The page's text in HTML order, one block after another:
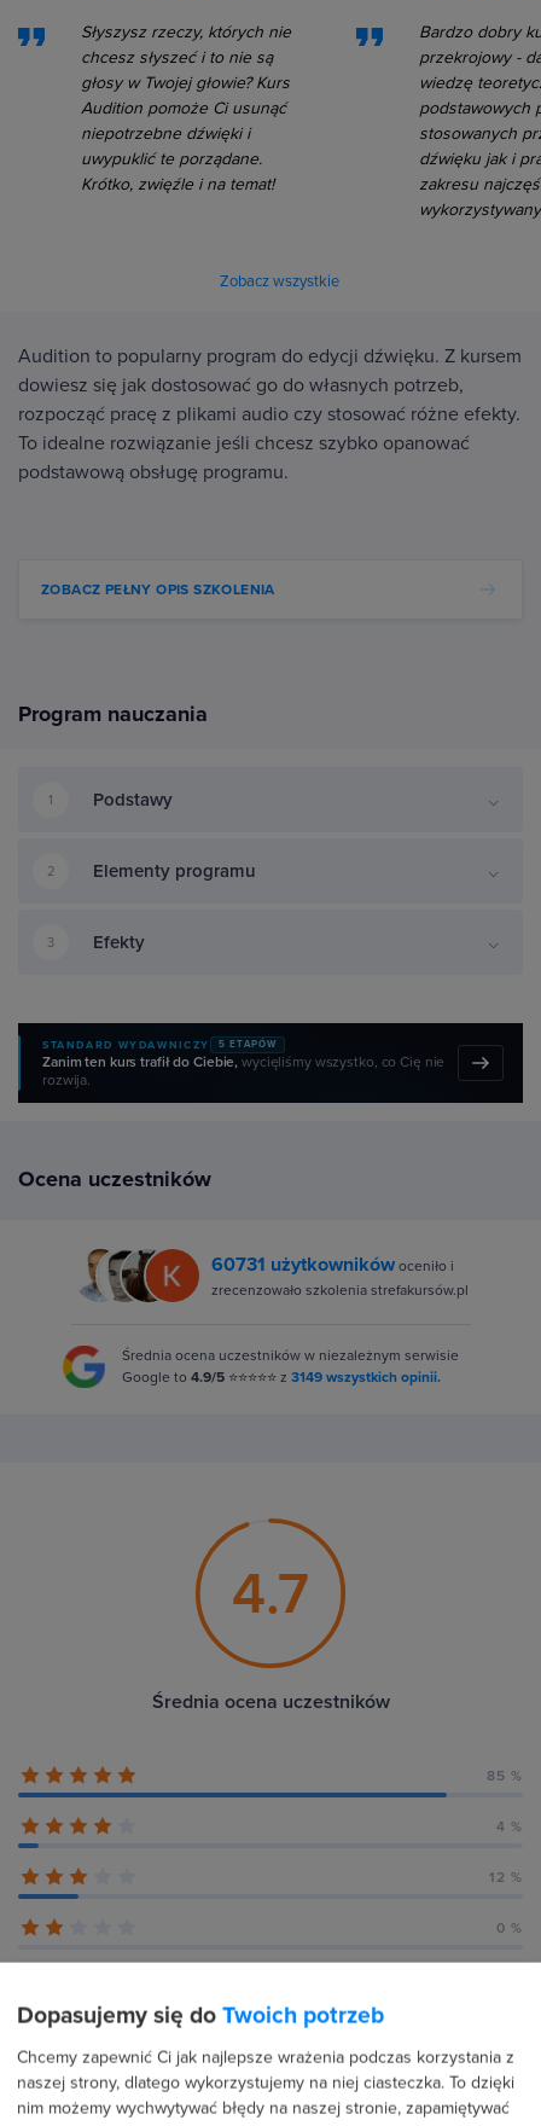
Słyszysz rzeczy, których nie
chcesz słyszeć i to nie są
głosy w Twojej głowie? Kurs
Audition pomoże Ci usunąć
niepotrzebne dźwięki i
uwypuklić te porządane.
Krótko, zwięźle i na temat!
Bardzo dobry
przekrojowy -
wiedzę
podstawowych
stosowanych
dźwięku jak i
zakresu
Zobacz wszystkie
Audition to popularny program do edycji dźwięku. Z kursem
dowiesz się jak dostosować go do własnych potrzeb,
rozpocząć pracę z plikami audio czy stosować różne efekty.
To idealne rozwiązanie jeśli chcesz szybko opanować
podstawową obsługę programu.
ZOBACZ PEŁNY OPIS SZKOLENIA
Program nauczania
1 Podstawy
2 Elementy programu
3 Efekty
STANDARD WYDAWNICZY 5 ETAPÓW
Zanim ten kurs trafił do Ciebie,wycięliśmy wszystko, co Cię nie
rozwija.
Ocena uczestników
60731 użytkownikówoceniło i
zrecenzowało szkolenia strefakursów.pl
Średnia ocena uczestników w niezależnym serwisie
Google to 4.9/5 ⭐⭐⭐⭐⭐ z 3149 wszystkich opinii.
4.7
Średnia ocena uczestników
85 %
4 %
12 %
0 %
Recenzje użytkowników (26)
Dopasujemy się do Twoich potrzeb
Chcemy zapewnić Ci jak najlepsze wrażenia podczas korzystania z
naszej strony, dlatego wykorzystujemy na niej ciasteczka. To dzięki
nim możemy wychwytywać błędy na naszej stronie, zapamiętywać